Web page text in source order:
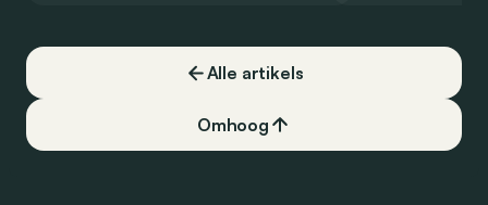
Alle artikels
Omhoog